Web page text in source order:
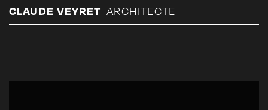
CLAUDE VEYRET ARCHITECTE
Panneau de gestion des cookies